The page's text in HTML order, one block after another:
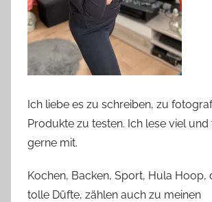
Ich liebe es zu schreiben, zu
Produkte zu testen. Ich lese viel und
gerne mit.
Kochen, Backen, Sport, Hula Hoop,
tolle Düfte, zählen auch zu meinen